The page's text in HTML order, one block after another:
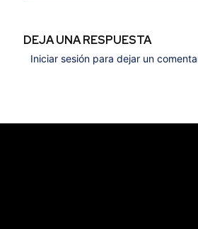
DEJA UNA RESPUESTA
Iniciar sesión para dejar un